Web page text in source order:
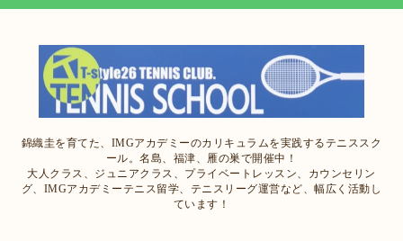
錦織圭を育てた、IMGアカデミーのカリキュラムを実践するテニススク
ール。名島、福津、雁の巣で開催中！
大人クラス、ジュニアクラス、プライベートレッスン、カウンセリン
グ、IMGアカデミーテニス留学、テニスリーグ運営など、幅広く活動し
ています！